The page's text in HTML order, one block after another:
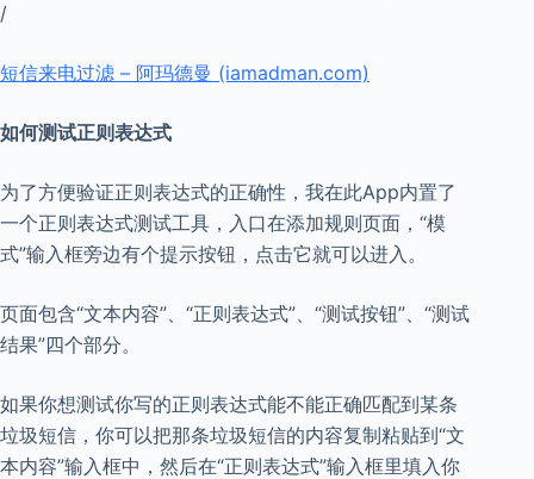
/
短信来电过滤 – 阿玛德曼 (iamadman.com)
如何测试正则表达式
为了方便验证正则表达式的正确性，我在此App内置了
一个正则表达式测试工具，入口在添加规则页面，“模
式”输入框旁边有个提示按钮，点击它就可以进入。
页面包含“文本内容”、“正则表达式”、“测试按钮”、“测试
结果”四个部分。
如果你想测试你写的正则表达式能不能正确匹配到某条
垃圾短信，你可以把那条垃圾短信的内容复制粘贴到“文
本内容”输入框中，然后在“正则表达式”输入框里填入你